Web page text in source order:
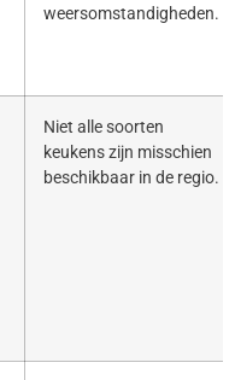
weersomstandigheden.
Niet alle soorten
keukens zijn misschien
beschikbaar in de regio.